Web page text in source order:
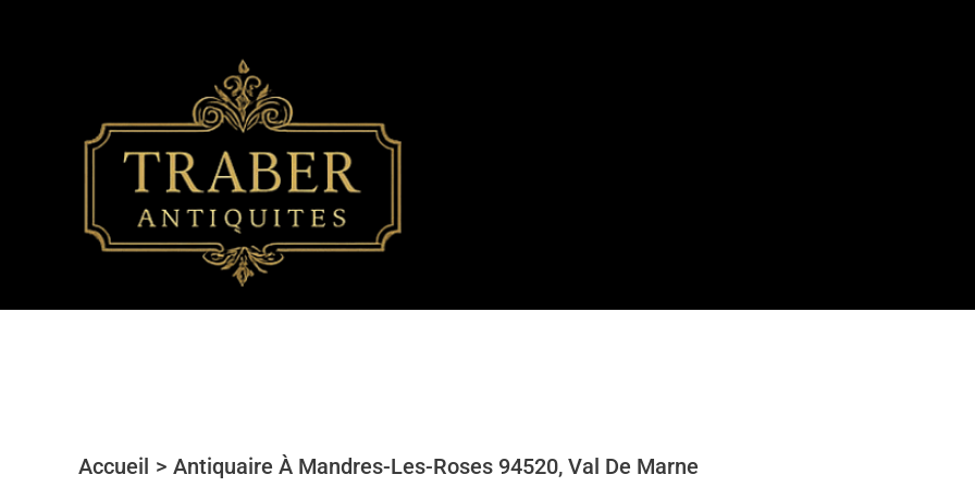
Accueil Antiquaire À Mandres-Les-Roses 94520, Val De Marne